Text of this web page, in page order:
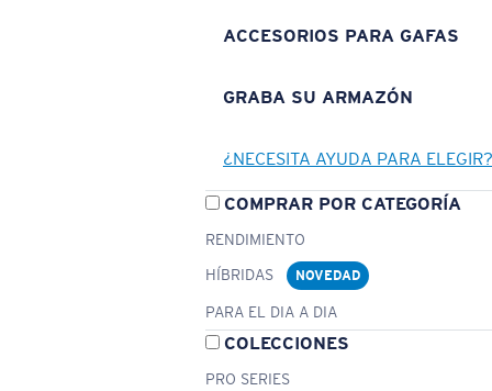
ACCESORIOS PARA GAFAS
GRABA SU ARMAZÓN
¿NECESITA AYUDA PARA ELEGIR?
COMPRAR POR CATEGORÍA
RENDIMIENTO
HÍBRIDAS
NOVEDAD
PARA EL DIA A DIA
COLECCIONES
PRO SERIES